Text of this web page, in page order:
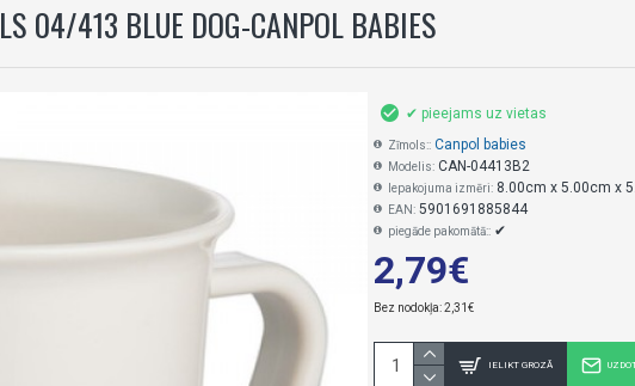
04/413 BLUE DOG-CANPOL BABIES
2,79€
Bez nodokļa: 2,31€
✔ pieejams uz vietas
Zīmols:: Canpol babies
Modelis: CAN-04413B2
Iepakojuma izmēri: 8.00cm x 5.00cm x
EAN: 5901691885844
piegāde pakomātā:: ✔
IELIKT GROZĀ